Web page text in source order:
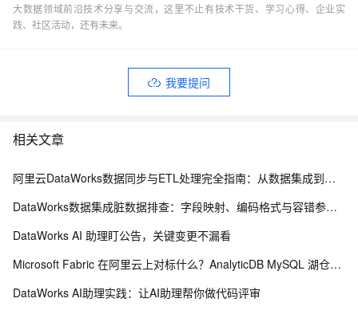
大数据领域前沿技术分享与交流，这里不止有技术干货、学习心得、企业实
践、社区活动，还有未来。
我要提问
相关文章
阿里云DataWorks数据同步与ETL处理完全指南：从数据集成到数据治理全链路解析
DataWorks数据集成脏数据排查：字段映射、编码格式与容错参数指南
DataWorks AI 助理盯公告，关键变更不漏看
Microsoft Fabric 在阿里云上对标什么？AnalyticDB MySQL 湖仓一体统一分析方案
DataWorks AI助理实践：让AI助理帮你做代码评审